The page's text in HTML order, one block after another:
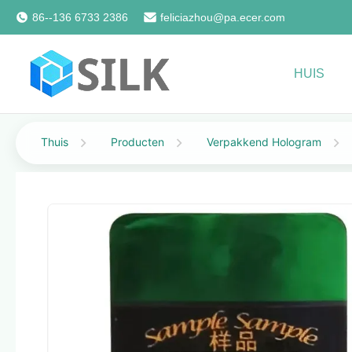
86--136 6733 2386 feliciazhou@pa.ecer.com
HUIS
Thuis Producten Verpakkend Hologram